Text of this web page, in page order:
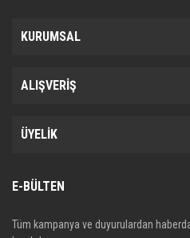
KURUMSAL
ALIŞVERİŞ
ÜYELİK
E-BÜLTEN
Tüm kampanya ve duyurulardan